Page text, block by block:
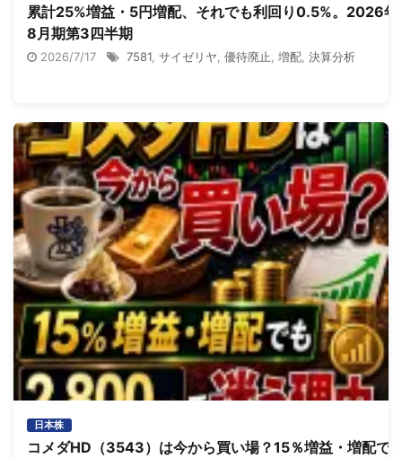
累計25%増益・5円増配、それでも利回り0.5%。2026年
8月期第3四半期
2026/7/17 7581 サイゼリヤ 優待廃止 増配 決算分析
日本株
コメダHD（3543）は今から買い場？15％増益・増配で